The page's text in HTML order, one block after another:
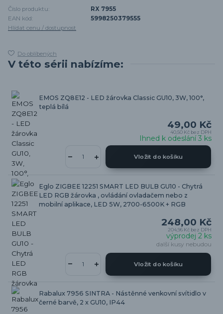
Číslo produktu:
RX 7955
EAN kód:
5998250379555
Hlídat cenu / dostupnost
Do oblíbených
V této sérii nabízíme:
EMOS ZQ8E12 - LED žárovka Classic GU10, 3W, 100°,
teplá bílá
49,00 Kč
40,50 Kč bez DPH
Ihned k odeslání 3 ks
Vložit do košíku
Eglo ZIGBEE 12251 SMART LED BULB GU10 - Chytrá
LED RGB žárovka , ovládání ovladačem nebo z
mobilní aplikace, LED 5W, 2700-6500K + RGB
248,00 Kč
204,96 Kč bez DPH
výprodej 2 ks
další kusy nebudou
Vložit do košíku
Rabalux 7956 SINTRA - Nástěnné venkovní svítidlo v
černé barvě, 2 x GU10, IP44